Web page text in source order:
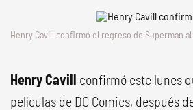
Henry Cavill confirmó el regreso de Superman
Henry Cavill confirmó este lunes
películas de DC Comics, después